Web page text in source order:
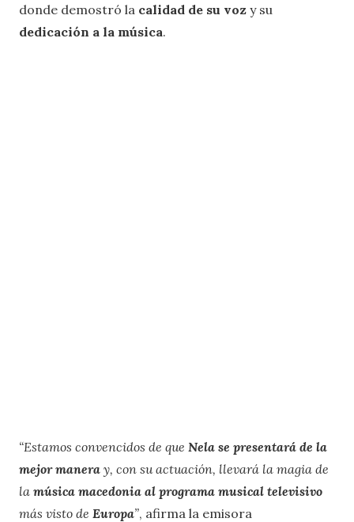
donde demostró la calidad de su voz y su
dedicación a la música.
“Estamos convencidos de que Nela se presentará de la
mejor manera y, con su actuación, llevará la magia de
la música macedonia al programa musical televisivo
más visto de Europa”, afirma la emisora